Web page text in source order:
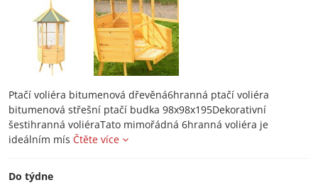
Ptačí voliéra bitumenová dřevěná6hranná ptačí voliéra
bitumenová střešní ptačí budka 98x98x195Dekorativní
šestihranná voliéraTato mimořádná 6hranná voliéra je
ideálním mís Čtěte více
Do týdne